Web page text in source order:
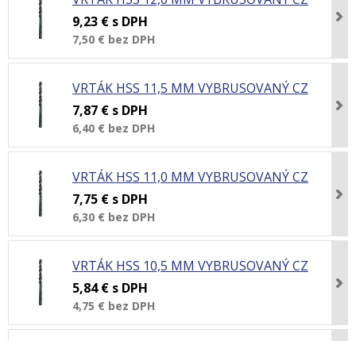
9,23 € s DPH
7,50 € bez DPH
VRTÁK HSS 11,5 MM VYBRUSOVANÝ CZ
7,87 € s DPH
6,40 € bez DPH
VRTÁK HSS 11,0 MM VYBRUSOVANÝ CZ
7,75 € s DPH
6,30 € bez DPH
VRTÁK HSS 10,5 MM VYBRUSOVANÝ CZ
5,84 € s DPH
4,75 € bez DPH